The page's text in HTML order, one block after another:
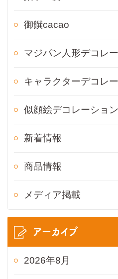
御饌cacao
マジパン人形デコレ
キャラクターデコレ
似顔絵デコレーション
新着情報
商品情報
メディア掲載
アーカイブ
2026年8月